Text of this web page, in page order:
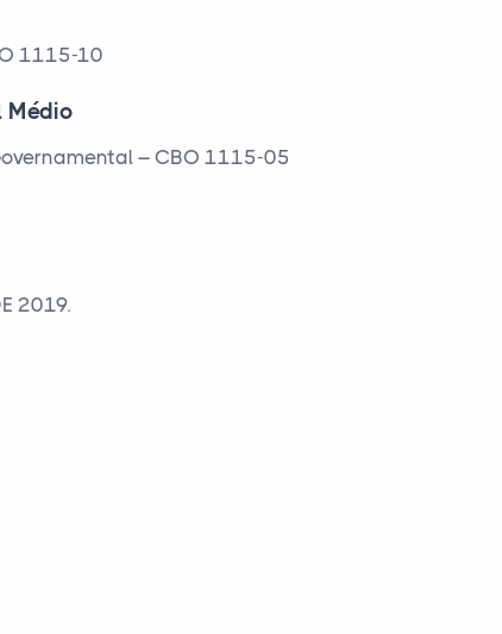
1115-10
Médio
– CBO 1115-05
2019.